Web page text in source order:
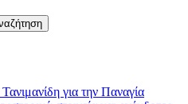
για την Παναγία